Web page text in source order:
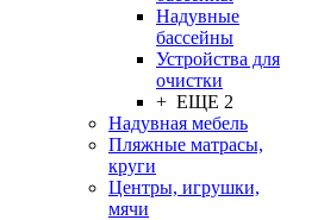
Надувные
бассейны
Устройства для
очистки
+ ЕЩЕ 2
Надувная мебель
Пляжные матрасы,
круги
Центры, игрушки,
мячи